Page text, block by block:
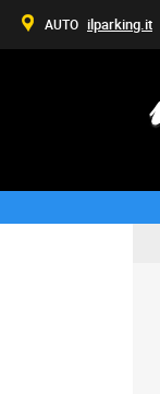
AUTO ilparking.it